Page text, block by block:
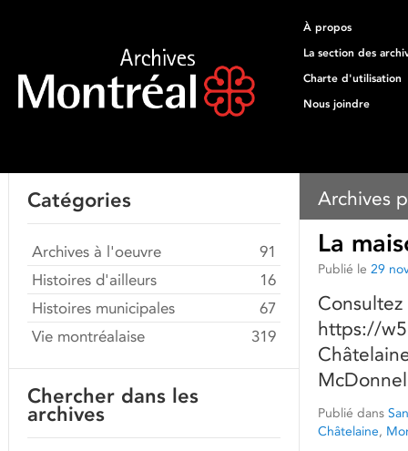
À propos
La section des
Charte d'utilisation
Nous joindre
Archives
La
Publié le 29
https://
Publié dans
Châtelaine,
Catégories
Archives à l'oeuvre
91
Histoires d'ailleurs
16
Histoires municipales
67
Vie montréalaise
319
Chercher dans les
archives